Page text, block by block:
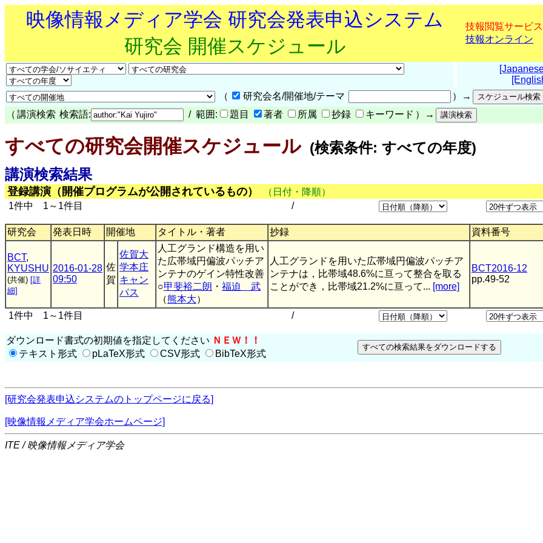
映像情報メディア学会 研究会発表申込システム
研究会 開催スケジュール
技報閲覧サービス
技報オンライン
（
研究会名/開催地/テーマ
）→
（ 講演検索 検索語: / 範囲: 題目 著者 所属 抄録 キーワード ）→
すべての研究会開催スケジュール(検索条件: すべての年度)
講演検索結果
登録講演（開催プログラムが公開されているもの）
（日付・降順）
1件中 1～1件目
/
研究会 発表日時 開催地 タイトル・著者 抄録 資料番号
BCT,
KYUSHU
(共催) [詳
細]
2016-01-28
09:50
佐
賀
佐賀大
学本庄
キャン
パス
人工グランド構造を用い
た広帯域円偏波パッチア
ンテナのゲイン特性改善
○甲斐裕二朗 ・ 福迫 武
（熊本大）
人工グランドを用いた広帯域円偏波パッチア
ンテナは，比帯域48.6%に亘って整合を取る
ことができ，比帯域21.2%に亘って... [more]
BCT2016-12
pp.49-52
1件中 1～1件目 /
ダウンロード書式の初期値を指定してください ＮＥＷ！！
テキスト形式
pLaTeX形式 CSV形式 BibTeX形式
[研究会発表申込システムのトップページに戻る]
[映像情報メディア学会ホームページ]
ITE / 映像情報メディア学会